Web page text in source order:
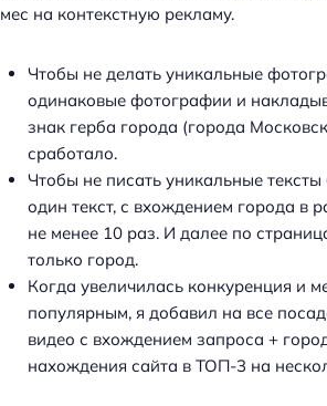
мес на контекстную рекламу.
Чтобы не делать уникальные
одинаковые фотографии и
знак герба города (города
сработало.
Чтобы не писать уникальные
один текст, с вхождением города в
не менее 10 раз. И далее по
только город.
Когда увеличилась конкуренция и
популярным, я добавил на все
видео с вхождением запроса +
нахождения сайта в ТОП-3 на